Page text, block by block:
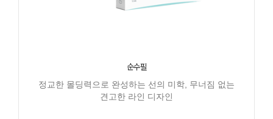
순수필
정교한 몰딩력으로 완성하는 선의 미학, 무너짐 없는
견고한 라인 디자인